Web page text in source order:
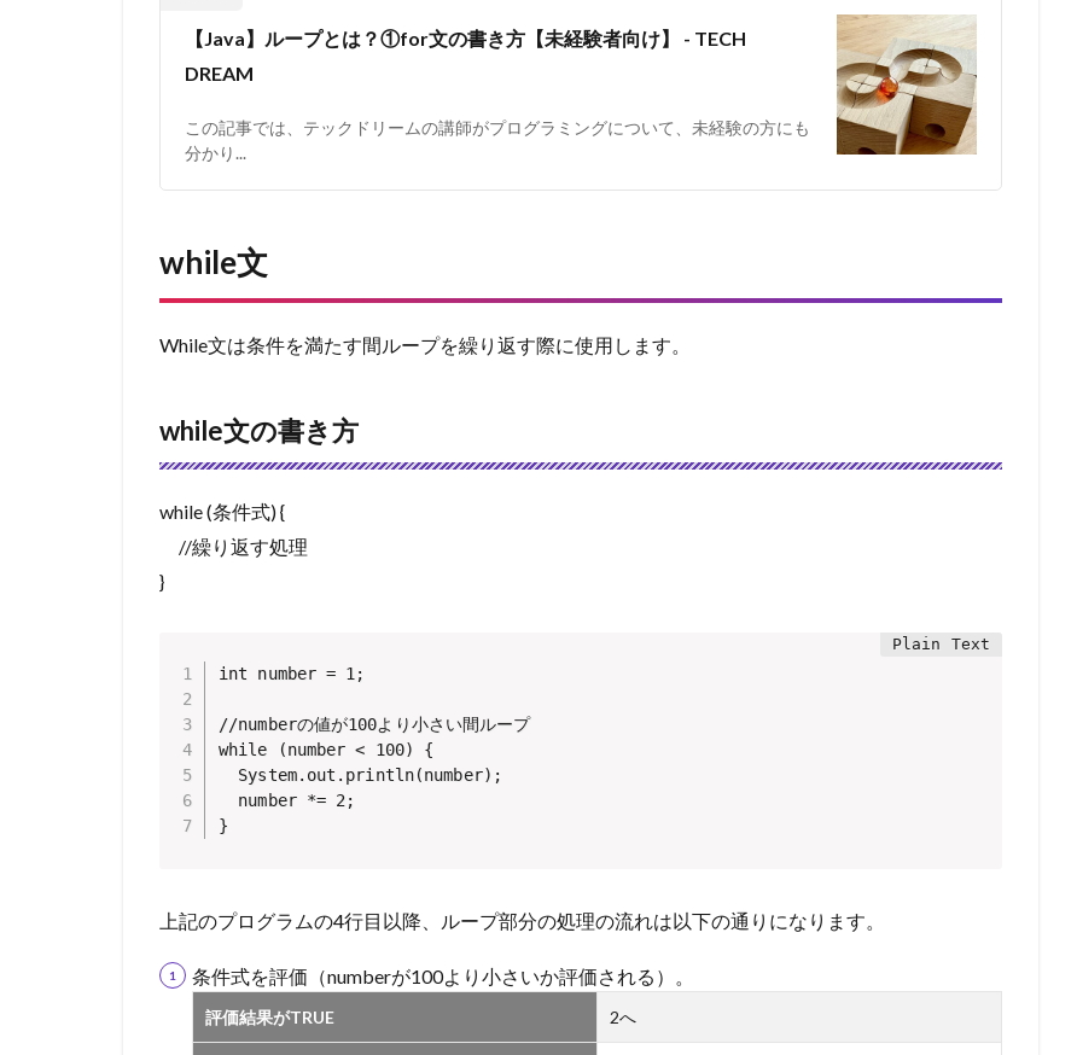
【Java】ループとは？①for文の書き方【未経験者向け】 - TECH
DREAM
この記事では、テックドリームの講師がプログラミングについて、未経験の方にも
分かり...
while文
While文は条件を満たす間ループを繰り返す際に使用します。
while文の書き方
while (条件式) {
//繰り返す処理
}
int number = 1;
//numberの値が100より小さい間ループ
while (number < 100) {
  System.out.println(number);
  number *= 2;
上記のプログラムの4行目以降、ループ部分の処理の流れは以下の通りになります。
条件式を評価（numberが100より小さいか評価される）。
評価結果がTRUE 2へ